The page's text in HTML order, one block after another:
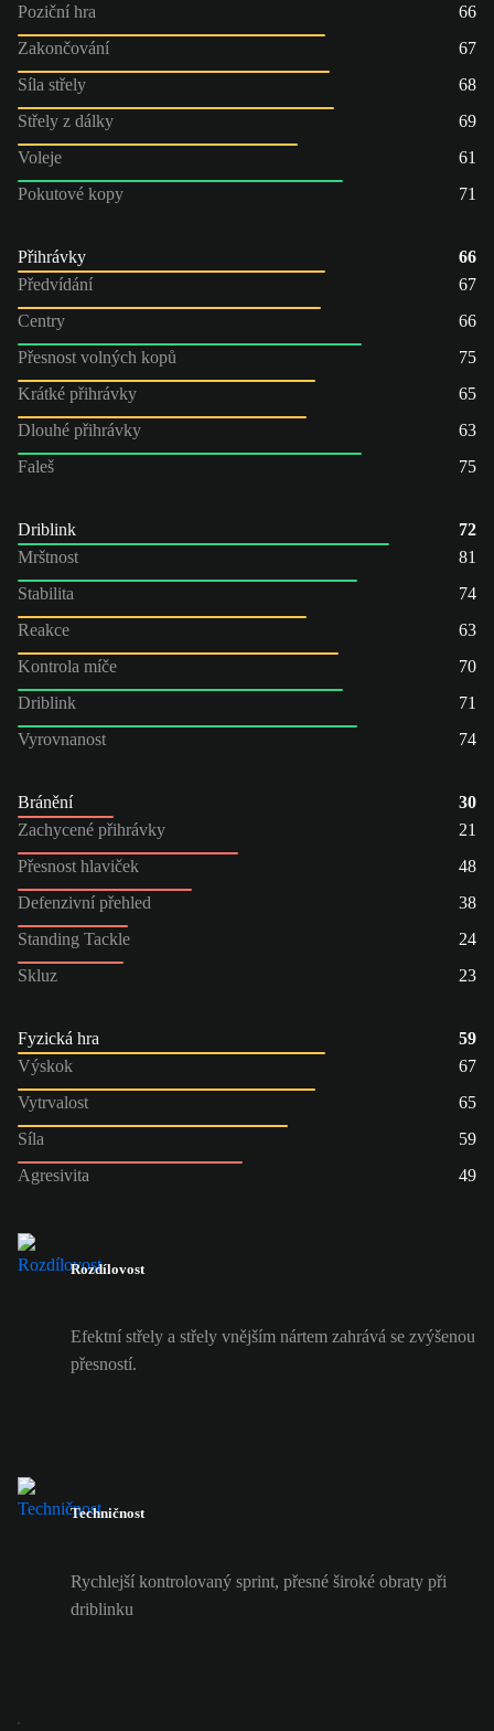
Poziční hra
66
Zakončování
67
Síla střely
68
Střely z dálky
69
Voleje
61
Pokutové kopy
71
Přihrávky
66
Předvídání
67
Centry
66
Přesnost volných kopů
75
Krátké přihrávky
65
Dlouhé přihrávky
63
Faleš
75
Driblink
72
Mrštnost
81
Stabilita
74
Reakce
63
Kontrola míče
70
Driblink
71
Vyrovnanost
74
Bránění
30
Zachycené přihrávky
21
Přesnost hlaviček
48
Defenzivní přehled
38
Standing Tackle
24
Skluz
23
Fyzická hra
59
Výskok
67
Vytrvalost
65
Síla
59
Agresivita
49
Rozdílovost
Efektní střely a střely vnějším nártem zahrává se zvýšenou
přesností.
Techničnost
Rychlejší kontrolovaný sprint, přesné široké obraty při
driblinku